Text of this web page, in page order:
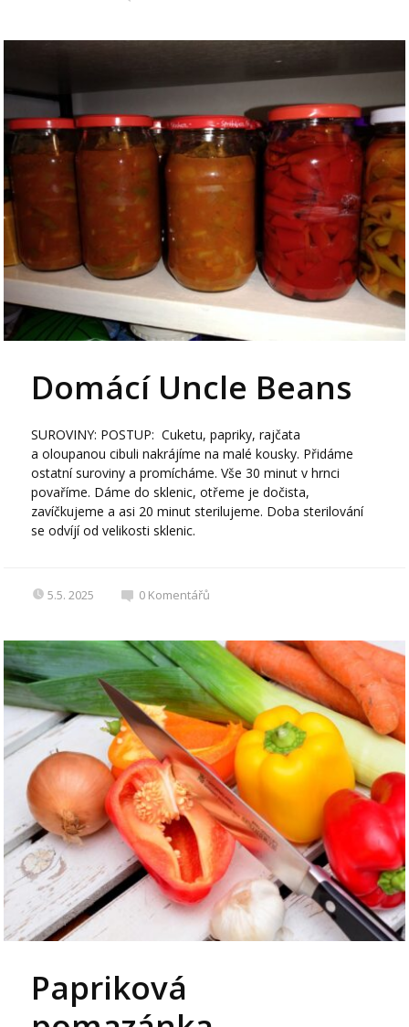
Domácí Uncle Beans
SUROVINY: POSTUP: Cuketu, papriky, rajčata
a oloupanou cibuli nakrájíme na malé kousky. Přidáme
ostatní suroviny a promícháme. Vše 30 minut v hrnci
povaříme. Dáme do sklenic, otřeme je dočista,
zavíčkujeme a asi 20 minut sterilujeme. Doba sterilování
se odvíjí od velikosti sklenic.
5.5. 2025 0 Komentářů
Papriková